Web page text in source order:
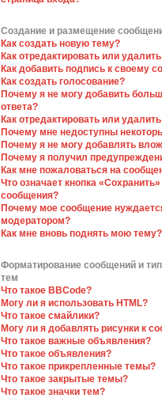
Создание и размещение
Как создать новую тему?
Как отредактировать или
Как добавить подпись к своему
Как создать голосование?
Почему я не могу добавить
ответа?
Как отредактировать или
Почему мне недоступны
Почему я не могу добавлять
Почему я получил
Как мне пожаловаться на
Что означает кнопка
сообщения?
Почему мое сообщение
модератором?
Как мне вновь поднять мою тему?
Форматирование сообщений и
тем
Что такое BBCode?
Могу ли я использовать HTML?
Что такое смайлики?
Могу ли я добавлять рисунки к
Что такое важные объявления?
Что такое объявления?
Что такое прикрепленные темы?
Что такое закрытые темы?
Что такое значки тем?